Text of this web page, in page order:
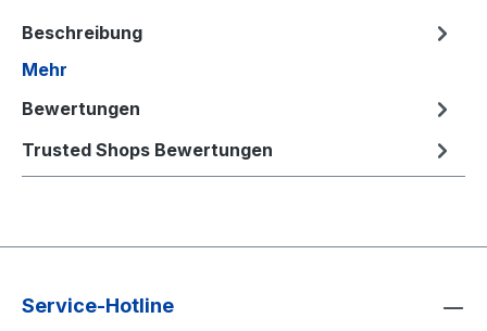
Beschreibung
Mehr
Bewertungen
Trusted Shops Bewertungen
Service-Hotline